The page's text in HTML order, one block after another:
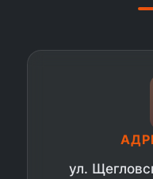
ул.